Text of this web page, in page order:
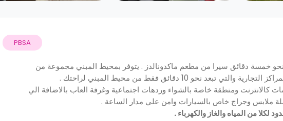
PBSA
نحو خمسة دقائق سيرا من مطعم ماكدونالدز . يتوفر بمحيط المبني مجموعة من
10 دقائق فقط من محيط المبني لراحتك .
كالانترنت ومنطقة خاصة بالشواء وردهات اجتماعية وغرفة العاب بالاضافة الي
ملابس وجراج خاص بالسيارات وامن علي مدار الساعة .